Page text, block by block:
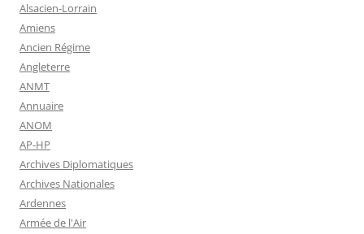
Alsacien-Lorrain
Amiens
Ancien Régime
Angleterre
ANMT
Annuaire
ANOM
AP-HP
Archives Diplomatiques
Archives Nationales
Ardennes
Armée de l'Air